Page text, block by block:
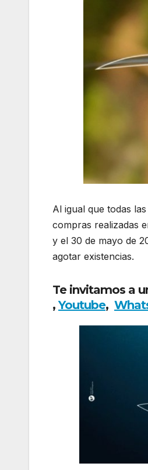
Al igual que todas
compras realizadas
y el 30 de mayo de
agotar existencias.
Te invitamos a
,Youtube,